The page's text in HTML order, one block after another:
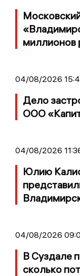
миллионов
04/08/2026
Дело
ООО
04/08/2026
Юлию
04/08/2026
В Суздале
сколько